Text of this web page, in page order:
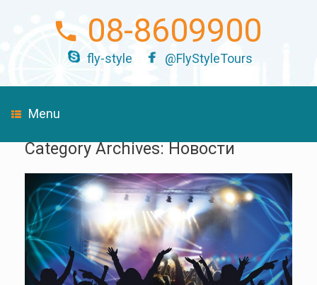
08-8609900
fly-style @FlyStyleTours
Menu
Category Archives:Новости